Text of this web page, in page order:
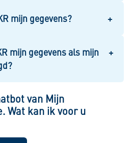
mijn gegevens?
mijn gegevens als mijn
van Mijn
Wat kan ik voor u